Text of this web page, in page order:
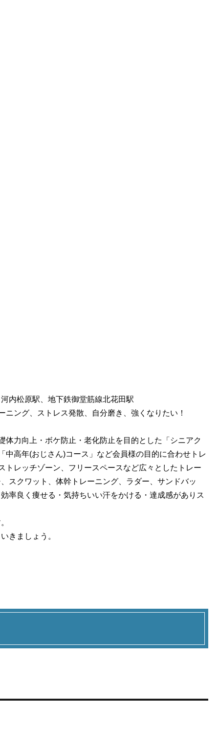
内松原駅、地下鉄御堂筋線北花田駅
ング、ストレス発散、自分磨き、強くなりたい！
力向上・ボケ防止・老化防止を目的とした「シニアク
高年(おじさん)コース」など会員様の目的に合わせトレ
レッチゾーン、フリースペースなど広々としたトレー
スクワット、体幹トレーニング、ラダー、サンドバッ
率良く痩せる・気持ちいい汗をかける・達成感がありス
きましょう。